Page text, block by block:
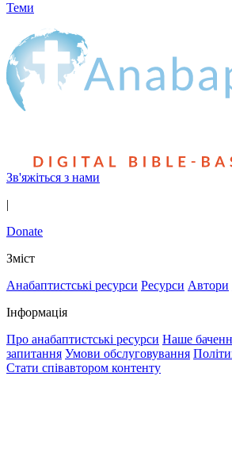
Теми
Зв'яжіться з нами
|
Donate
Зміст
Анабаптистські ресурси Ресурси Автори
Інформація
Про анабаптистські ресурси Наше
запитання Умови обслуговування
Стати співавтором контенту